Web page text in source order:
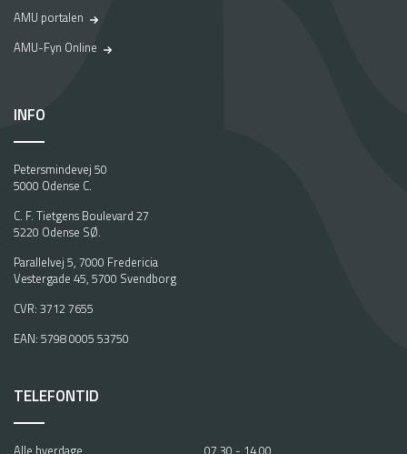
AMU portalen
AMU-Fyn Online
INFO
Petersmindevej 50
5000 Odense C.
C. F. Tietgens Boulevard 27
5220 Odense SØ.
Parallelvej 5, 7000 Fredericia
Vestergade 45, 5700 Svendborg
CVR: 3712 7655
EAN: 5798 0005 53750
TELEFONTID
Alle hverdage 07.30 - 14.00